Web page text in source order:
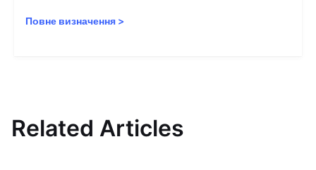
Повне визначення >
Related Articles